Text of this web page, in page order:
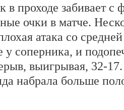
проходе забивает с
очки в матче.
атака со
у соперника, и
выигрывая, 32-
набрала больше